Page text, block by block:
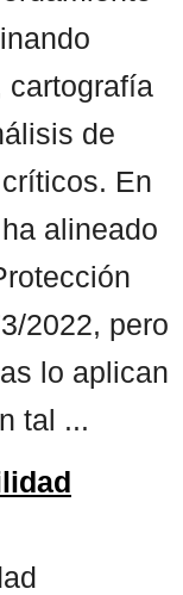
cartografía
de
En
alineado
2022, pero
lo aplican
tal ...